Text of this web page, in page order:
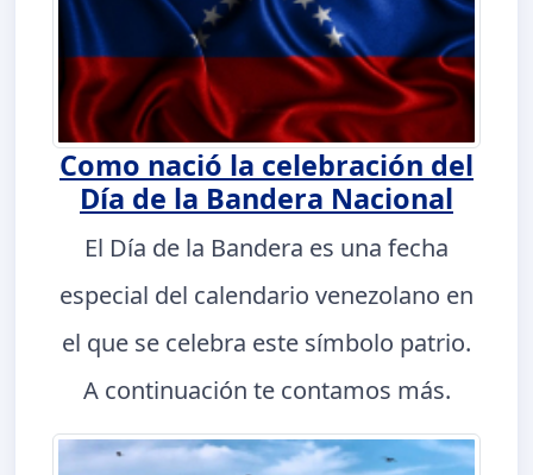
Como nació la celebración del
Día de la Bandera Nacional
El Día de la Bandera es una fecha
especial del calendario venezolano en
el que se celebra este símbolo patrio.
A continuación te contamos más.